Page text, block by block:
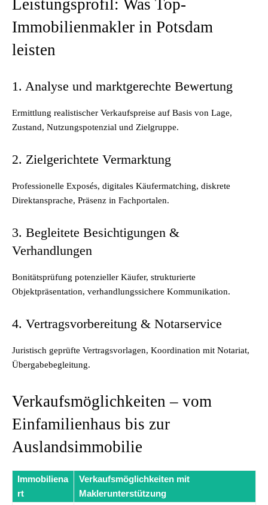
Leistungsprofil: Was Top-
Immobilienmakler in Potsdam
leisten
1. Analyse und marktgerechte Bewertung
Ermittlung realistischer Verkaufspreise auf Basis von Lage,
Zustand, Nutzungspotenzial und Zielgruppe.
2. Zielgerichtete Vermarktung
Professionelle Exposés, digitales Käufermatching, diskrete
Direktansprache, Präsenz in Fachportalen.
3. Begleitete Besichtigungen &
Verhandlungen
Bonitätsprüfung potenzieller Käufer, strukturierte
Objektpräsentation, verhandlungssichere Kommunikation.
4. Vertragsvorbereitung & Notarservice
Juristisch geprüfte Vertragsvorlagen, Koordination mit Notariat,
Übergabebegleitung.
Verkaufsmöglichkeiten – vom
Einfamilienhaus bis zur
Auslandsimmobilie
Immobiliena
rt
Verkaufsmöglichkeiten mit
Maklerunterstützung